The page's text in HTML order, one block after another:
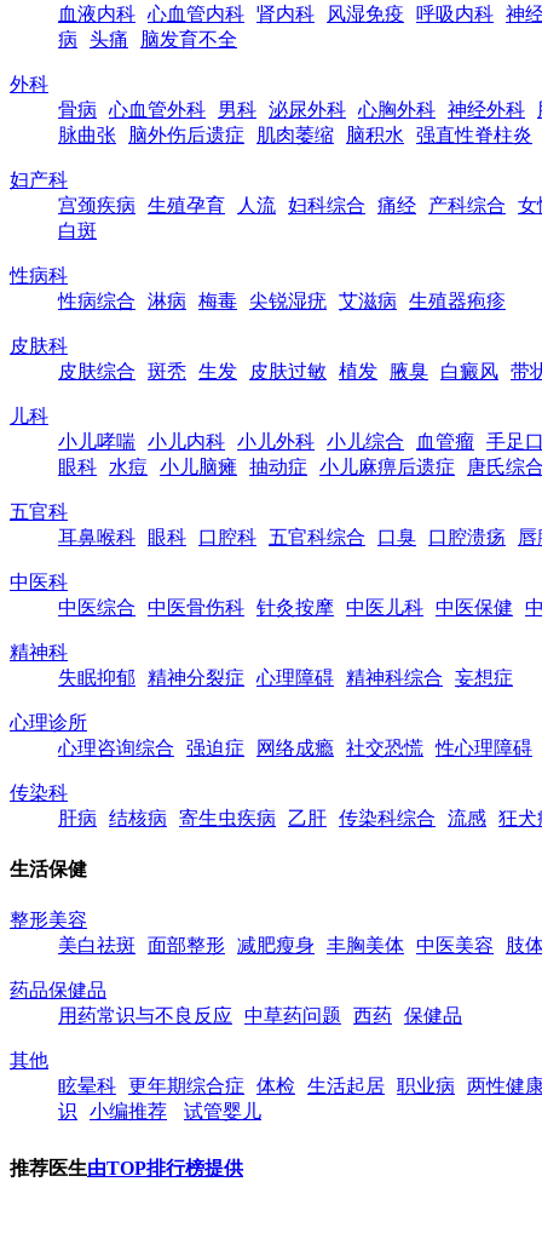
血液内科 心血管内科 肾内科 风湿免疫 呼吸内科 神
病
头痛 脑发育不全
外科
骨病
心血管外科 男科 泌尿外科 心胸外科 神经外科
脉曲张
脑外伤后遗症 肌肉萎缩 脑积水 强直性脊柱炎
妇产科
宫颈疾病
生殖孕育 人流 妇科综合 痛经 产科综合
女
白斑
性病科
性病综合
淋病 梅毒 尖锐湿疣 艾滋病 生殖器疱疹
皮肤科
皮肤综合
斑秃 生发 皮肤过敏 植发 腋臭 白癜风 带
儿科
小儿哮喘 小儿内科 小儿外科 小儿综合 血管瘤 手足
眼科
水痘 小儿脑瘫 抽动症 小儿麻痹后遗症 唐氏综
五官科
耳鼻喉科
眼科 口腔科 五官科综合 口臭 口腔溃疡
中医科
中医综合
中医骨伤科 针灸按摩 中医儿科 中医保健
精神科
失眠抑郁
精神分裂症 心理障碍 精神科综合 妄想症
心理诊所
心理咨询综合
强迫症 网络成瘾 社交恐慌 性心理障碍
传染科
肝病
结核病 寄生虫疾病 乙肝 传染科综合 流感 狂犬
生活保健
整形美容
美白祛斑
面部整形 减肥瘦身 丰胸美体 中医美容 肢
药品保健品
用药常识与不良反应
中草药问题 西药 保健品
其他
眩晕科 更年期综合症 体检 生活起居 职业病
两性健
识
小编推荐 试管婴儿
推荐医生由TOP排行榜提供